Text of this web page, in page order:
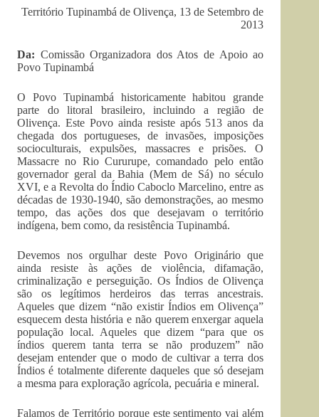
Território Tupinambá de Olivença, 13 de Setembro de
2013
Da: Comissão Organizadora dos Atos de Apoio ao
Povo Tupinambá
O Povo Tupinambá historicamente habitou grande
parte do litoral brasileiro, incluindo a região de
Olivença. Este Povo ainda resiste após 513 anos da
chegada dos portugueses, de invasões, imposições
socioculturais, expulsões, massacres e prisões. O
Massacre no Rio Cururupe, comandado pelo então
governador geral da Bahia (Mem de Sá) no século
XVI, e a Revolta do Índio Caboclo Marcelino, entre as
décadas de 1930-1940, são demonstrações, ao mesmo
tempo, das ações dos que desejavam o território
indígena, bem como, da resistência Tupinambá.
Devemos nos orgulhar deste Povo Originário que
ainda resiste às ações de violência, difamação,
criminalização e perseguição. Os Índios de Olivença
são os legítimos herdeiros das terras ancestrais.
Aqueles que dizem “não existir Índios em Olivença”
esquecem desta história e não querem enxergar aquela
população local. Aqueles que dizem “para que os
índios querem tanta terra se não produzem” não
desejam entender que o modo de cultivar a terra dos
Índios é totalmente diferente daqueles que só desejam
a mesma para exploração agrícola, pecuária e mineral.
Falamos de Território porque este sentimento vai além